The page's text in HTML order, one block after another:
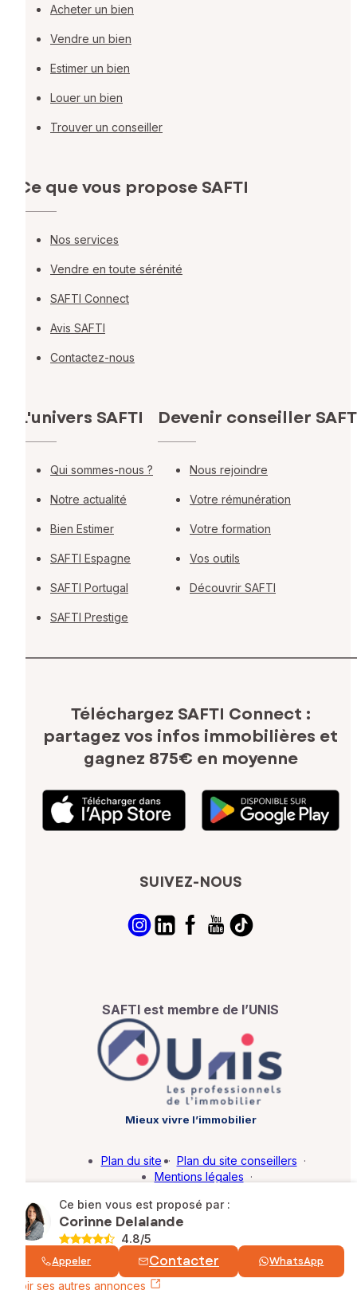
Ce bien vous est proposé par :
Corinne Delalande
4.8/5
Appeler Contacter WhatsApp
Voir ses autres annonces
Acheter un bien
Vendre un bien
Estimer un bien
Louer un bien
Trouver un conseiller
Ce que vous propose SAFTI
Nos services
Vendre en toute sérénité
SAFTI Connect
Avis SAFTI
Contactez-nous
L'univers SAFTI
Qui sommes-nous ?
Notre actualité
Bien Estimer
SAFTI Espagne
SAFTI Portugal
SAFTI Prestige
Devenir conseiller
Nous rejoindre
Votre rémunération
Votre formation
Vos outils
Découvrir SAFTI
Téléchargez SAFTI Connect :
partagez vos infos immobilières et
gagnez 875€ en moyenne
SUIVEZ-NOUS
SAFTI est membre de l’UNIS
Mieux vivre l’immobilier
© SAFTI 2026. Tous droits réservés.
Plan du site · Plan du site conseillers ·
Mentions légales ·
Barème d'honoraires · Paramétrer mes cookies